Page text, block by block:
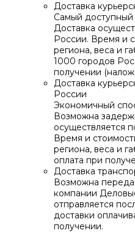
Доставка
Самый
Доставка
России. Время и
региона, веса и
1000 городов
получении
Доставка
России
Экономичный
Возможна
осуществляется
Время и
региона, веса и
оплата при
Доставка
Возможна
компании
отправляется
доставки
получении.